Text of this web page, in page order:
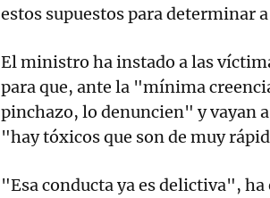
estos supuestos para determinar
El ministro ha instado a las
para que, ante la "mínima
pinchazo, lo denuncien" y vayan
"hay tóxicos que son de muy
"Esa conducta ya es delictiva",